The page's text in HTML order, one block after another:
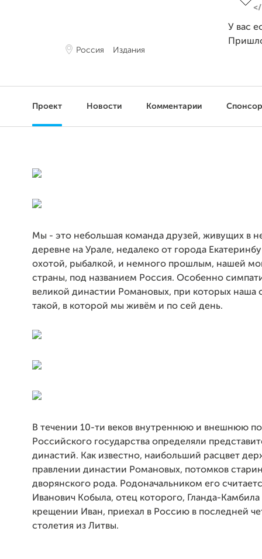
Россия Издания
У вас
Проект Новости Комментарии
Мы - это небольшая команда друзей, живущих в
деревне на Урале, недалеко от города
охотой, рыбалкой, и немного прошлым, нашей
страны, под названием Россия. Особенно
великой династии Романовых, при которых наша
такой, в которой мы живём и по сей день.
В течении 10-ти веков внутреннюю и внешнюю
Российского государства определяли
династий. Как известно, наибольший расцвет
правлении династии Романовых, потомков
дворянского рода. Родоначальником его
Иванович Кобыла, отец которого, Гланда-
крещении Иван, приехал в Россию в последней
столетия из Литвы.